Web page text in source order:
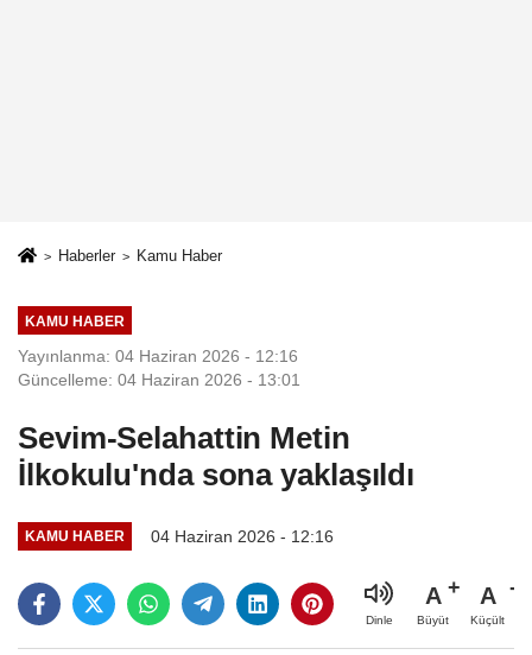
Haberler Kamu Haber
KAMU HABER
Yayınlanma: 04 Haziran 2026 - 12:16
Güncelleme: 04 Haziran 2026 - 13:01
Sevim-Selahattin Metin
İlkokulu'nda sona yaklaşıldı
KAMU HABER 04 Haziran 2026 - 12:16
Dinle
A
Büyüt
A
Küçült